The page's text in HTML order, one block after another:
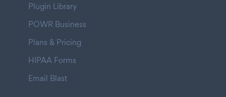
Plugin Library
POWR Business
Plans & Pricing
HIPAA Forms
Email Blast